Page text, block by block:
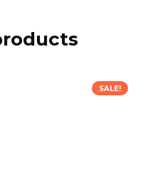
SALE!